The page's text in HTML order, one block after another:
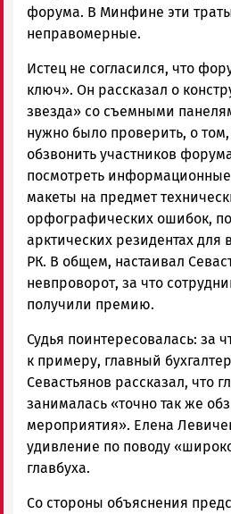
форума. В Минфине эти
неправомерные.
Истец не согласился, что
ключ». Он рассказал о
звезда» со съемными
нужно было проверить, о
обзвонить участников
посмотреть
макеты на предмет
орфографических ошибок,
арктических резидентах для
РК. В общем, настаивал
невпроворот, за что
получили премию.
Судья поинтересовалась: за
к примеру, главный
Севастьянов рассказал, что
занималась «точно так же
мероприятия». Елена
удивление по поводу
главбуха.
Со стороны объяснения